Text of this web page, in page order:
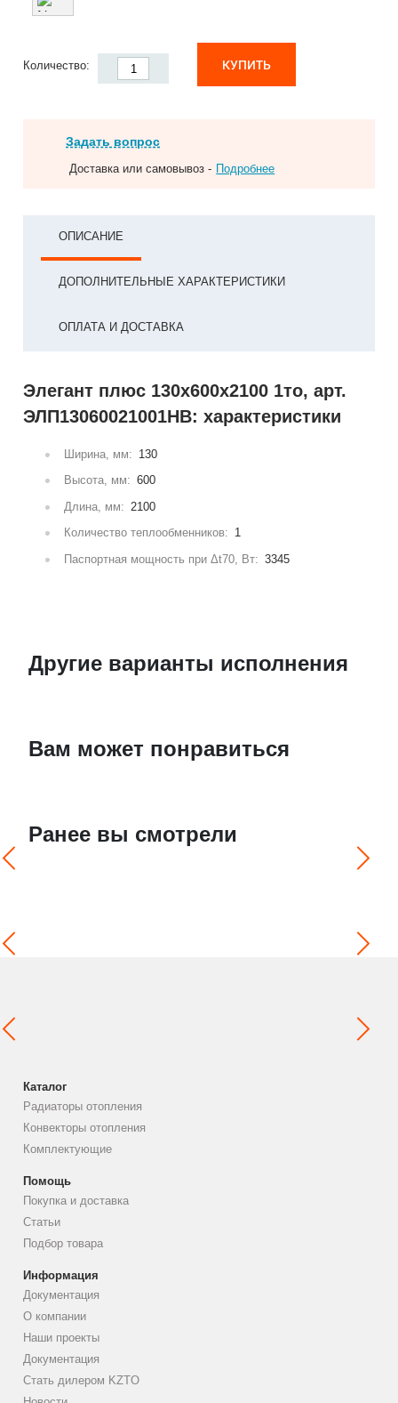
Количество: КУПИТЬ
Задать вопрос
Доставка или самовывоз - Подробнее
ОПИСАНИЕ
ДОПОЛНИТЕЛЬНЫЕ ХАРАКТЕРИСТИКИ
ОПЛАТА И ДОСТАВКА
Элегант плюс 130x600x2100 1то, арт.
ЭЛП13060021001НВ: характеристики
Ширина, мм: 130
Высота, мм: 600
Длина, мм: 2100
Количество теплообменников: 1
Паспортная мощность при Δt70, Вт: 3345
Другие варианты исполнения
Вам может понравиться
Ранее вы смотрели
Каталог
Радиаторы отопления
Конвекторы отопления
Комплектующие
Помощь
Покупка и доставка
Статьи
Подбор товара
Информация
Документация
О компании
Наши проекты
Документация
Стать дилером KZTO